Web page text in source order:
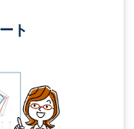
ト